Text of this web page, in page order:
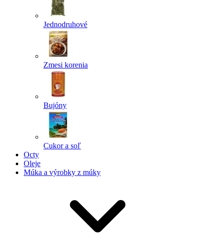
Jednodruhové
Zmesi korenia
Bujóny
Cukor a soľ
Octy
Oleje
Múka a výrobky z múky